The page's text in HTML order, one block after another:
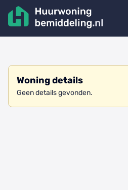
Woning details
Geen details gevonden.